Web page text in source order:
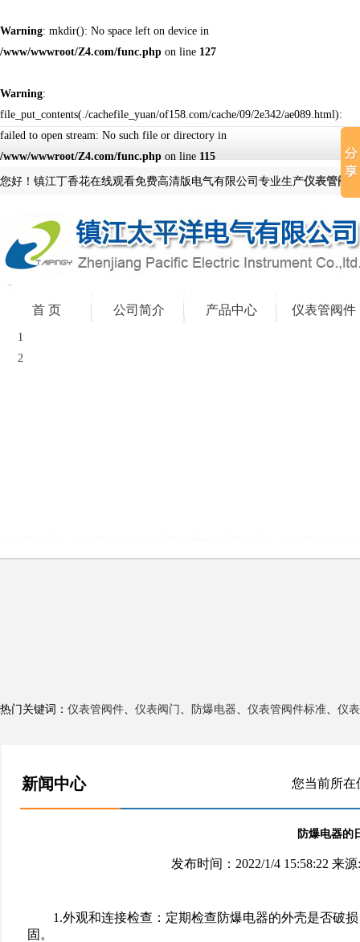
Warning: mkdir(): No space left on device in
/www/wwwroot/Z4.com/func.php on line 127
Warning:
file_put_contents(./cachefile_yuan/of158.com/cache/09/2e342/ae089.html):
failed to open stream: No such file or directory in
/www/wwwroot/Z4.com/func.php on line 115
您好！镇江丁香花在线观看免费高清版电气有限公司专业生产仪表管阀件
首 页 公司简介 产品中心 仪表管阀件
1
2
热门关键词： 仪表管阀件、 仪表阀门 、 防爆电器、 仪表管阀件标准、 仪
新闻中心 您当前所在
防爆电器的
发布时间：2022/1/4 15:58:22 来
1.外观和连接检查‌：定期检查防爆电器的外壳是否破
固‌。